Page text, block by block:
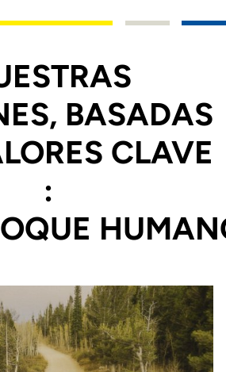
BASADAS
CLAVE
:
DE